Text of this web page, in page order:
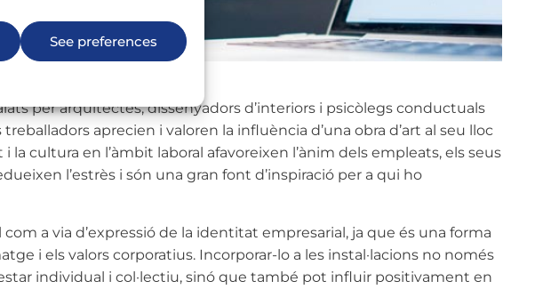
See preferences
per arquitectes, dissenyadors d’interiors i psicòlegs conductuals
aprecien i valoren la influència d’una obra d’art al seu lloc
la cultura en l’àmbit laboral afavoreixen l’ànim dels empleats, els seus
l’estrès i són una gran font d’inspiració per a qui ho
com a via d’expressió de la identitat empresarial, ja que és una forma
i els valors corporatius. Incorporar-lo a les instal·lacions no només
individual i col·lectiu, sinó que també pot influir positivament en